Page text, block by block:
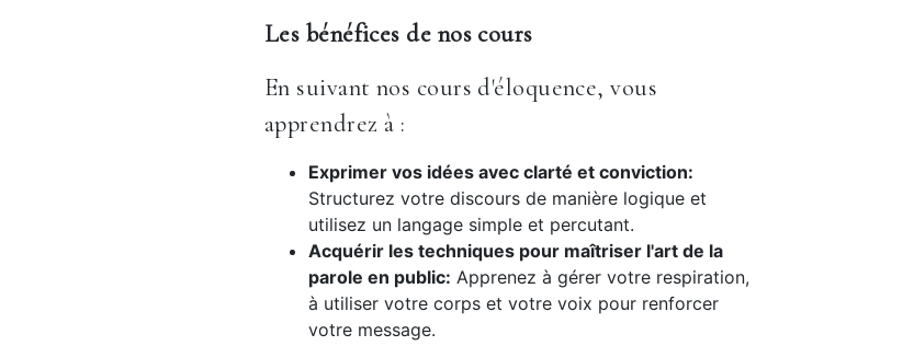
Les bénéfices de nos cours
En suivant nos cours d'éloquence, vous
apprendrez à :
Exprimer vos idées avec clarté et conviction:
Structurez votre discours de manière logique et
utilisez un langage simple et percutant.
Acquérir les techniques pour maîtriser l'art de la
parole en public: Apprenez à gérer votre respiration,
à utiliser votre corps et votre voix pour renforcer
votre message.